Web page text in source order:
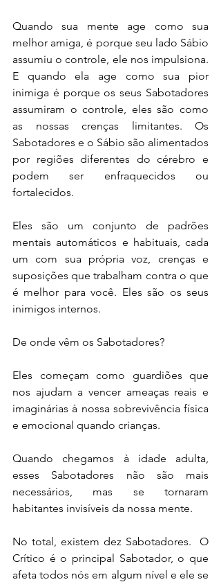
Quando sua mente age como sua
melhor amiga, é porque seu lado Sábio
assumiu o controle, ele nos impulsiona.
E quando ela age como sua pior
inimiga é porque os seus Sabotadores
assumiram o controle, eles são como
as nossas crenças limitantes. Os
Sabotadores e o Sábio são alimentados
por regiões diferentes do cérebro e
podem ser enfraquecidos ou
fortalecidos.
Eles são um conjunto de padrões
mentais automáticos e habituais, cada
um com sua própria voz, crenças e
suposições que trabalham contra o que
é melhor para você. Eles são os seus
inimigos internos.
De onde vêm os Sabotadores?
Eles começam como guardiões que
nos ajudam a vencer ameaças reais e
imaginárias à nossa sobrevivência física
e emocional quando crianças.
Quando chegamos à idade adulta,
esses Sabotadores não são mais
necessários, mas se tornaram
habitantes invisíveis da nossa mente.
No total, existem dez Sabotadores.  O
Crítico é o principal Sabotador, o que
afeta todos nós em algum nível e ele se